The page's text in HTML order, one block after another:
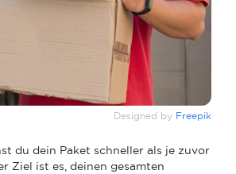
Designed by Freepik
du dein Paket schneller als je zuvor
Ziel ist es, deinen gesamten